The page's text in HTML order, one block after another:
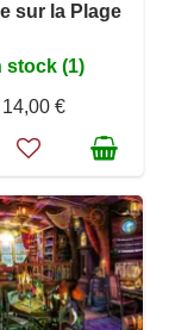
sur la Plage
stock (1)
14,00 €